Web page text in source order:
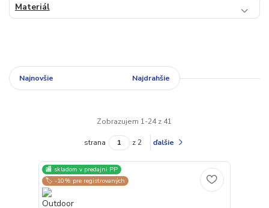
Materiál
Najnovšie Najdrahšie
Zobrazujem 1-24 z 41
strana z 2 ďalšie
🏬 skladom v predajni PP
🏷️ -10% pre registrovaných